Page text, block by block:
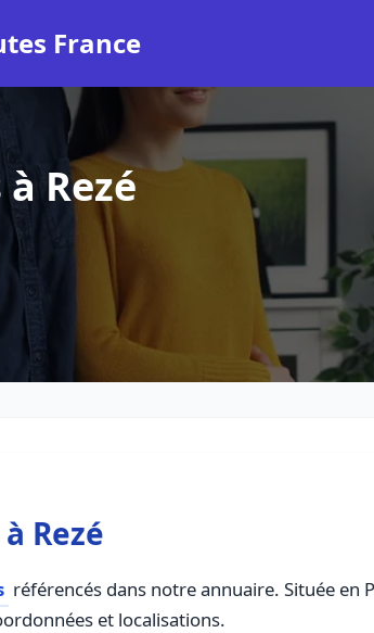
France
Rezé
Rezé
référencés dans notre annuaire. Située en
et localisations.